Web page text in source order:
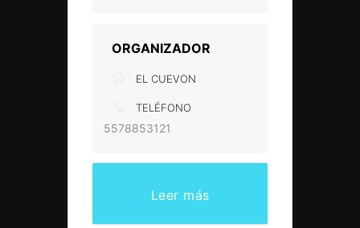
ORGANIZADOR
EL CUEVON
TELÉFONO
5578853121
Leer más